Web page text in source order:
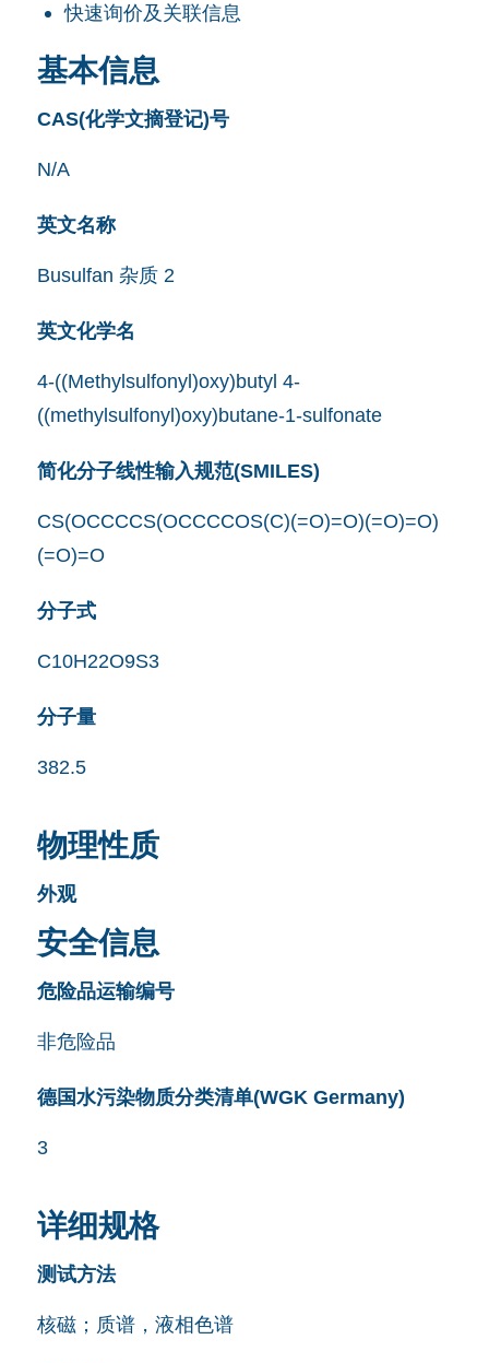
快速询价及关联信息
基本信息
CAS(化学文摘登记)号
N/A
英文名称
Busulfan 杂质 2
英文化学名
4-((Methylsulfonyl)oxy)butyl 4-
((methylsulfonyl)oxy)butane-1-sulfonate
简化分子线性输入规范(SMILES)
CS(OCCCCS(OCCCCOS(C)(=O)=O)(=O)=O)
(=O)=O
分子式
C10H22O9S3
分子量
382.5
物理性质
外观
安全信息
危险品运输编号
非危险品
德国水污染物质分类清单(WGK Germany)
3
详细规格
测试方法
核磁；质谱，液相色谱